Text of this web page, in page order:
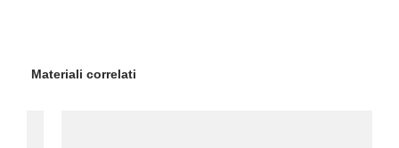
Materiali correlati